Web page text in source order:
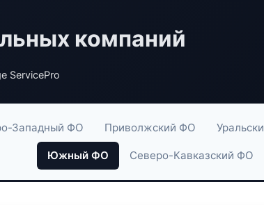
компаний
ServicePro
Западный ФО Приволжский ФО
Южный ФО Северо-Кавказский ФО